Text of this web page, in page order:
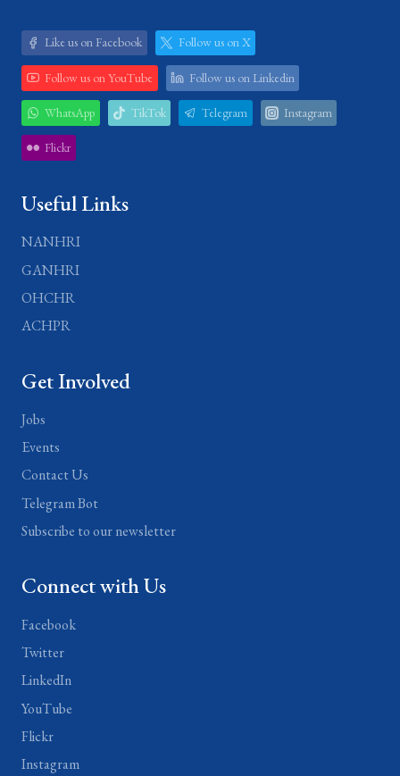
Like us on Facebook Follow us on X
Follow us on YouTube Follow us on Linkedin
WhatsApp TikTok Telegram Instagram
Flickr
Useful Links
NANHRI
GANHRI
OHCHR
ACHPR
Get Involved
Jobs
Events
Contact Us
Telegram Bot
Subscribe to our newsletter
Connect with Us
Facebook
Twitter
LinkedIn
YouTube
Flickr
Instagram